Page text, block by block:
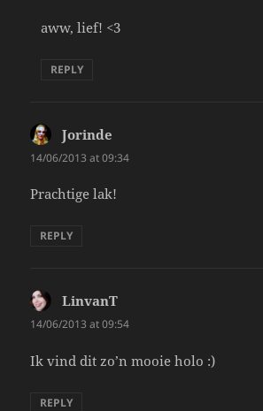
aww, lief! <3
REPLY
Jorinde
14/06/2013 at 09:34
Prachtige lak!
REPLY
LinvanT
14/06/2013 at 09:54
Ik vind dit zo’n mooie holo :)
REPLY